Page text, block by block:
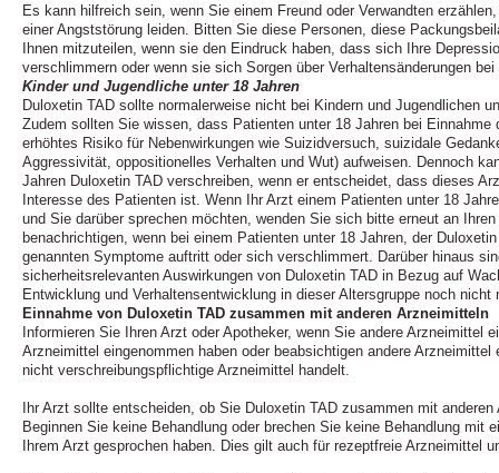
Es kann hilfreich sein, wenn Sie einem Freund oder Verwandten
einer Angststörung leiden. Bitten Sie diese Personen, diese
Ihnen mitzuteilen, wenn sie den Eindruck haben, dass sich Ihre
verschlimmern oder wenn sie sich Sorgen über Verhaltensänderungen
Kinder und Jugendliche unter 18 Jahren
Duloxetin TAD sollte normalerweise nicht bei Kindern und Jugendlichen
Zudem sollten Sie wissen, dass Patienten unter 18 Jahren bei
erhöhtes Risiko für Nebenwirkungen wie Suizidversuch, suizidale
Aggressivität, oppositionelles Verhalten und Wut) aufweisen. Dennoch
Jahren Duloxetin TAD verschreiben, wenn er entscheidet, dass dieses
Interesse des Patienten ist. Wenn Ihr Arzt einem Patienten unter 18
und Sie darüber sprechen möchten, wenden Sie sich bitte erneut an
benachrichtigen, wenn bei einem Patienten unter 18 Jahren, der
genannten Symptome auftritt oder sich verschlimmert. Darüber hinaus
sicherheitsrelevanten Auswirkungen von Duloxetin TAD in Bezug auf
Entwicklung und Verhaltensentwicklung in dieser Altersgruppe noch nicht
Einnahme von Duloxetin TAD zusammen mit anderen Arzneimitteln
Informieren Sie Ihren Arzt oder Apotheker, wenn Sie andere Arzneimittel
Arzneimittel eingenommen haben oder beabsichtigen andere
nicht verschreibungspflichtige Arzneimittel handelt.
Ihr Arzt sollte entscheiden, ob Sie Duloxetin TAD zusammen mit
Beginnen Sie keine Behandlung oder brechen Sie keine Behandlung mit
Ihrem Arzt gesprochen haben. Dies gilt auch für rezeptfreie Arzneimittel